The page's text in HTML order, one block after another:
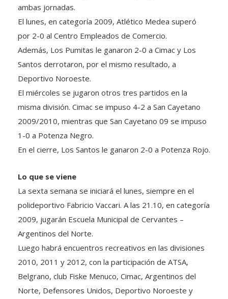
ambas jornadas.
El lunes, en categoría 2009, Atlético Medea superó
por 2-0 al Centro Empleados de Comercio.
Además, Los Pumitas le ganaron 2-0 a Cimac y Los
Santos derrotaron, por el mismo resultado, a
Deportivo Noroeste.
El miércoles se jugaron otros tres partidos en la
misma división. Cimac se impuso 4-2 a San Cayetano
2009/2010, mientras que San Cayetano 09 se impuso
1-0 a Potenza Negro.
En el cierre, Los Santos le ganaron 2-0 a Potenza Rojo.
Lo que se viene
La sexta semana se iniciará el lunes, siempre en el
polideportivo Fabricio Vaccari. A las 21.10, en categoría
2009, jugarán Escuela Municipal de Cervantes –
Argentinos del Norte.
Luego habrá encuentros recreativos en las divisiones
2010, 2011 y 2012, con la participación de ATSA,
Belgrano, club Fiske Menuco, Cimac, Argentinos del
Norte, Defensores Unidos, Deportivo Noroeste y